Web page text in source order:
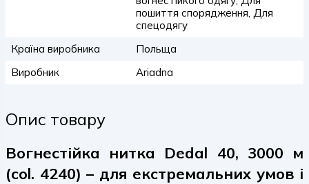
пошиття спорядження, Для
спецодягу
Країна виробника
Польща
Виробник
Ariadna
Опис товару
Вогнестійка нитка Dedal 40, 3000 м
(col. 4240) – для екстремальних умов і